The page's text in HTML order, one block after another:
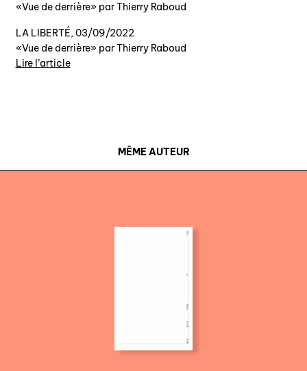
«Vue de derrière» par Thierry Raboud
LA LIBERTÉ, 03/09/2022
«Vue de derrière» par Thierry Raboud
Lire l’article
MÊME AUTEUR